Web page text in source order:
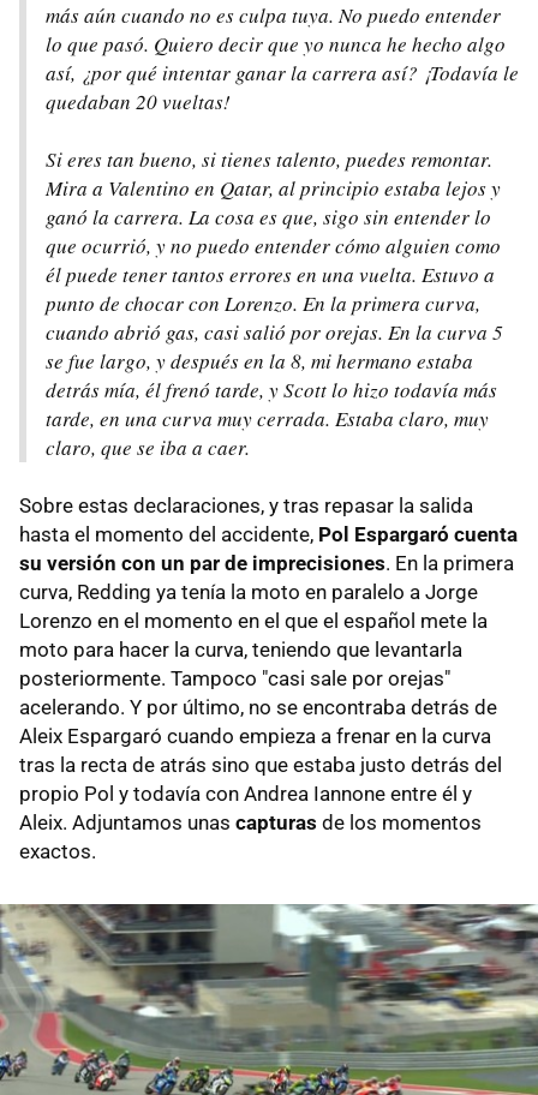
más aún cuando no es culpa tuya. No puedo entender
lo que pasó. Quiero decir que yo nunca he hecho algo
así, ¿por qué intentar ganar la carrera así? ¡Todavía le
quedaban 20 vueltas!
Si eres tan bueno, si tienes talento, puedes remontar.
Mira a Valentino en Qatar, al principio estaba lejos y
ganó la carrera. La cosa es que, sigo sin entender lo
que ocurrió, y no puedo entender cómo alguien como
él puede tener tantos errores en una vuelta. Estuvo a
punto de chocar con Lorenzo. En la primera curva,
cuando abrió gas, casi salió por orejas. En la curva 5
se fue largo, y después en la 8, mi hermano estaba
detrás mía, él frenó tarde, y Scott lo hizo todavía más
tarde, en una curva muy cerrada. Estaba claro, muy
claro, que se iba a caer.
Sobre estas declaraciones, y tras repasar la salida
hasta el momento del accidente, Pol Espargaró cuenta
su versión con un par de imprecisiones. En la primera
curva, Redding ya tenía la moto en paralelo a Jorge
Lorenzo en el momento en el que el español mete la
moto para hacer la curva, teniendo que levantarla
posteriormente. Tampoco "casi sale por orejas"
acelerando. Y por último, no se encontraba detrás de
Aleix Espargaró cuando empieza a frenar en la curva
tras la recta de atrás sino que estaba justo detrás del
propio Pol y todavía con Andrea Iannone entre él y
Aleix. Adjuntamos unas capturas de los momentos
exactos.